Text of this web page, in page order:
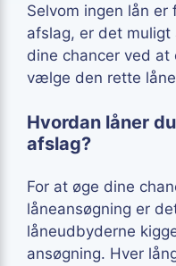
Selvom ingen lån
afslag, er det muligt
dine chancer ved at
vælge den rette
Hvordan låner
afslag?
For at øge dine
låneansøgning er
låneudbyderne
ansøgning. Hver